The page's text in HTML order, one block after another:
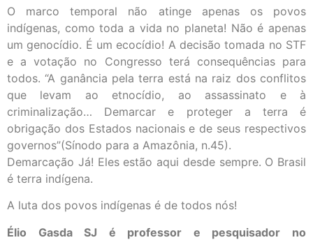
O marco temporal não atinge apenas os povos
indígenas, como toda a vida no planeta! Não é apenas
um genocídio. É um ecocídio! A decisão tomada no STF
e a votação no Congresso terá consequências para
todos. “A ganância pela terra está na raiz dos conflitos
que levam ao etnocídio, ao assassinato e à
criminalização… Demarcar e proteger a terra é
obrigação dos Estados nacionais e de seus respectivos
governos”(Sínodo para a Amazônia, n.45).
Demarcação Já! Eles estão aqui desde sempre. O Brasil
é terra indígena.
A luta dos povos indígenas é de todos nós!
Élio Gasda SJ é professor e pesquisador no